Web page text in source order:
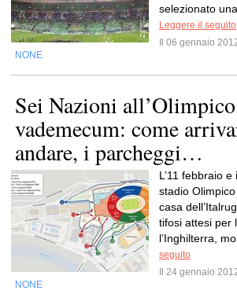
selezionato
Leggere il seguito
Il 06 gennaio
NONE
Sei Nazioni
vademecum: come
andare, i parcheggi…
L’11 febbraio
stadio
casa
tifosi attesi per
l’Inghilterra,
seguito
Il 24 gennaio
NONE